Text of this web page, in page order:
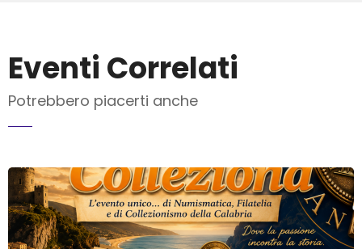
Eventi Correlati
Potrebbero piacerti anche